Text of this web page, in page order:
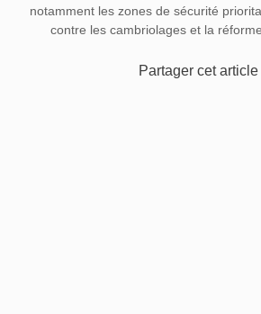
notamment les zones de sécurité
contre les cambriolages et la
Partager cet article